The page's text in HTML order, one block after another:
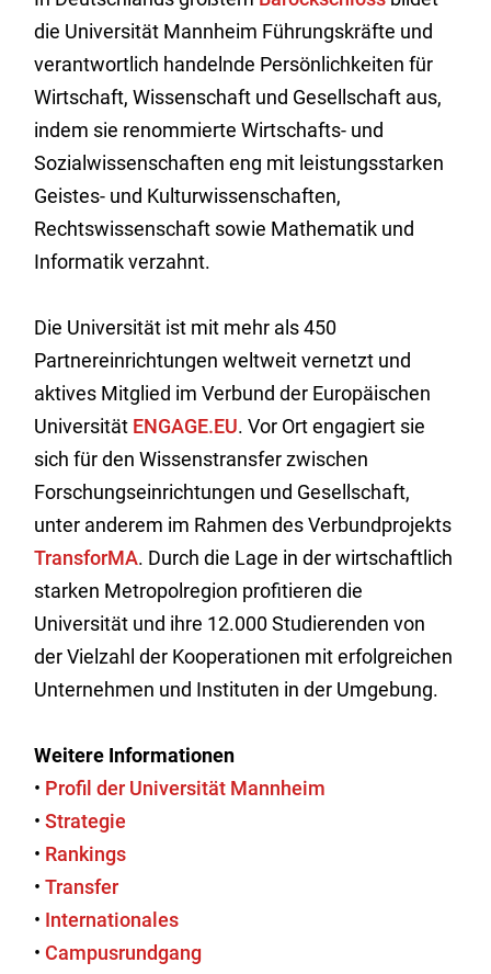
die Universität Mannheim Führungskräfte und
verantwortlich handelnde Persönlichkeiten für
Wirtschaft, Wissenschaft und Gesellschaft aus,
indem sie renommierte Wirtschafts- und
Sozialwissenschaften eng mit leistungsstarken
Geistes- und Kulturwissenschaften,
Rechtswissenschaft sowie Mathematik und
Informatik verzahnt.
Die Universität ist mit mehr als 450
Partnereinrichtungen weltweit vernetzt und
aktives Mitglied im Verbund der Europäischen
Universität ENGAGE.EU. Vor Ort engagiert sie
sich für den Wissenstransfer zwischen
Forschungseinrichtungen und Gesellschaft,
unter anderem im Rahmen des Verbundprojekts
TransforMA. Durch die Lage in der wirtschaftlich
starken Metropolregion profitieren die
Universität und ihre 12.000 Studierenden von
der Vielzahl der Kooperationen mit erfolgreichen
Unternehmen und Instituten in der Umgebung.
Weitere Informationen
• Profil der Universität Mannheim
•Strategie
• Rankings
•Transfer
• Internationales
•Campusrundgang